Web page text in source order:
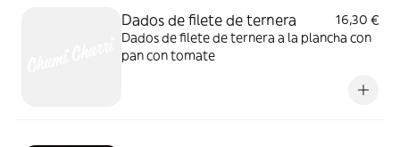
Dados de filete de ternera
16,30 €
Dados de filete de ternera a la plancha con
pan con tomate